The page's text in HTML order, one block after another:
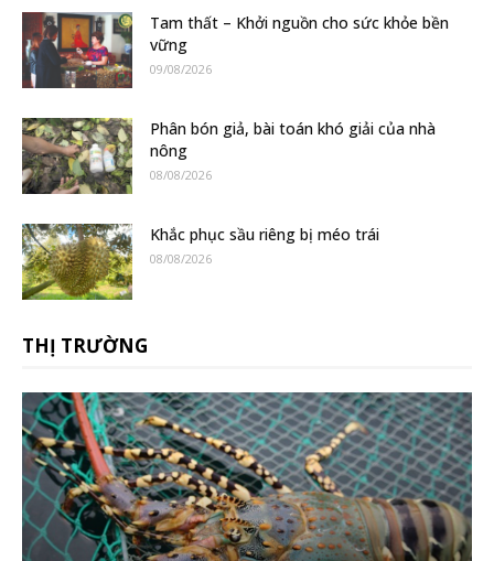
Tam thất – Khởi nguồn cho sức khỏe bền
vững
09/08/2026
Phân bón giả, bài toán khó giải của nhà
nông
08/08/2026
Khắc phục sầu riêng bị méo trái
08/08/2026
THỊ TRƯỜNG